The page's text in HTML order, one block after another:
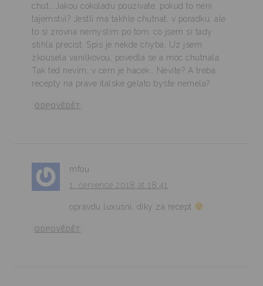
chut….Jakou cokoladu pouzivate, pokud to neni
tajemstvi? Jestli ma takhle chutnat, v poradku, ale
to si zrovna nemyslim po tom, co jsem si tady
stihla precist. Spis je nekde chyba. Uz jsem
zkousela vanilkovou, povedla se a moc chutnala.
Tak ted nevim, v cem je hacek… Nevite? A treba
recepty na prave italske gelato byste nemela?
ODPOVĚDĚT
mfou
1. července 2018 at 18:41
opravdu luxusní, díky za recept
ODPOVĚDĚT